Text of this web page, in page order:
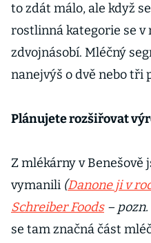
to zdát málo, ale když
rostlinná kategorie se
zdvojnásobí. Mléčný
nanejvýš o dvě nebo tři
Plánujete rozšiřovat
Z mlékárny v Benešově
vymanili (Danone ji v
Schreiber Foods– pozn.
se tam značná část